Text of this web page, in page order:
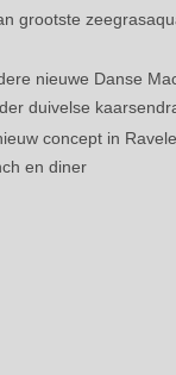
grootste
nieuwe Danse
duivelse
concept in
en diner